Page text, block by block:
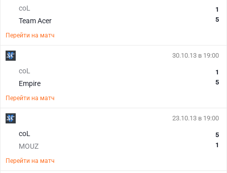
coL
Team Acer
1
5
Перейти на матч
30.10.13 в 19:00
coL
Empire
1
5
Перейти на матч
23.10.13 в 19:00
coL
MOUZ
5
1
Перейти на матч